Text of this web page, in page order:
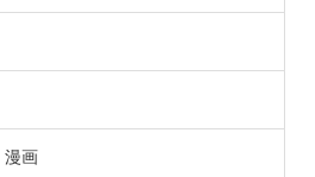
漫画